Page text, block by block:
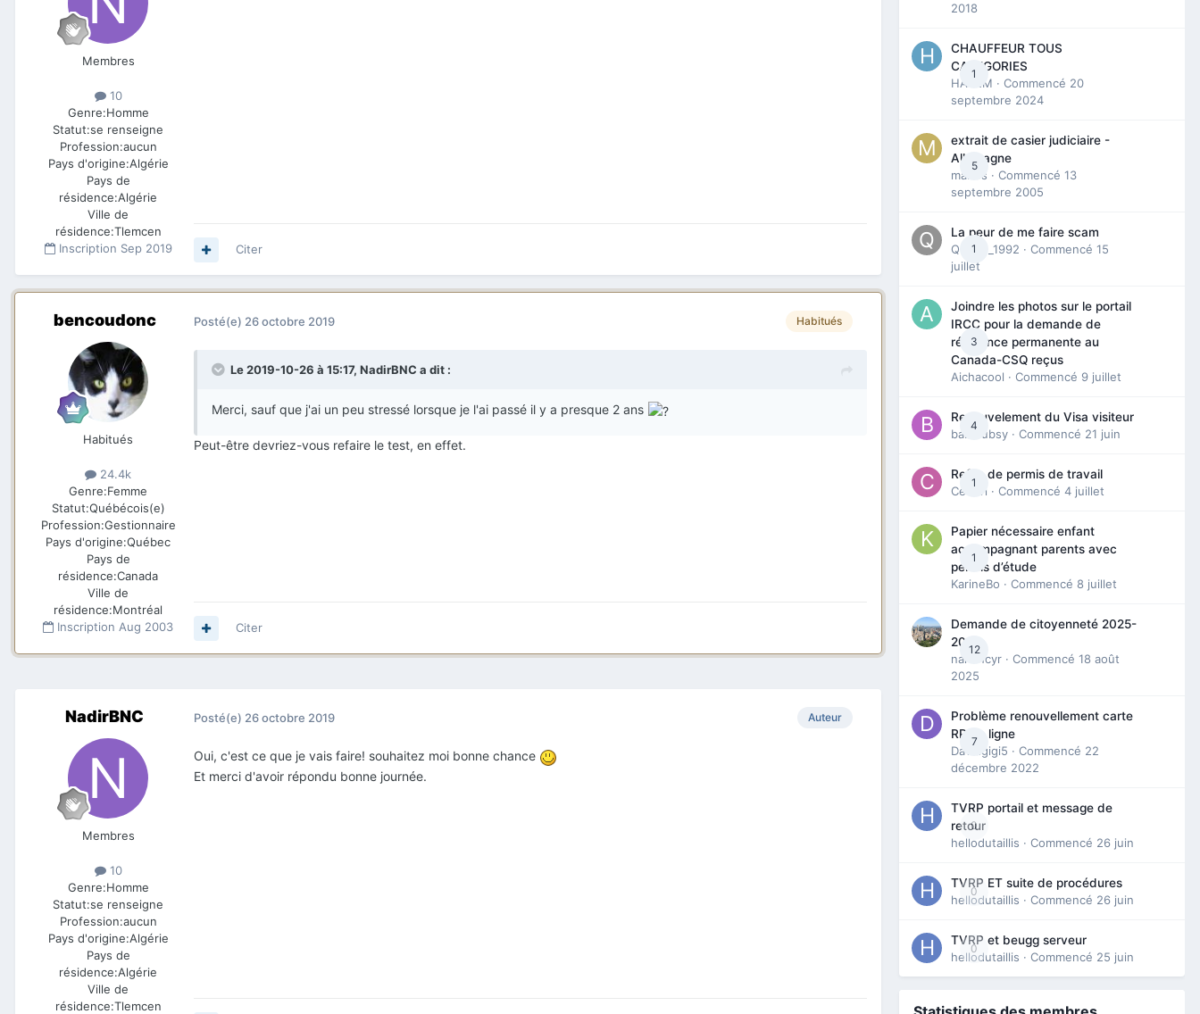
Membres
10
Genre:Homme
Statut:se renseigne
Profession:aucun
Pays d'origine:Algérie
Pays de
résidence:Algérie
Ville de
résidence:Tlemcen
Inscription Sep 2019 Citer
bencoudonc
Habitués
24.4k
Genre:Femme
Statut:Québécois(e)
Profession:Gestionnaire
Pays d'origine:Québec
Pays de
résidence:Canada
Ville de
résidence:Montréal
Inscription Aug 2003
Habitués
Posté(e) 26 octobre 2019
Le 2019-10-26 à 15:17, NadirBNC a dit :
Merci, sauf que j'ai un peu stressé lorsque je l'ai passé il y a presque 2 ans
Peut-être devriez-vous refaire le test, en effet.
Citer
NadirBNC
Membres
10
Genre:Homme
Statut:se renseigne
Profession:aucun
Pays d'origine:Algérie
Pays de
résidence:Algérie
Ville de
résidence:Tlemcen
Auteur
Posté(e) 26 octobre 2019
Oui, c'est ce que je vais faire! souhaitez moi bonne chance
Et merci d'avoir répondu bonne journée.
2018
1
CHAUFFEUR TOUS
CATEGORIES
HAZEM · Commencé 20
septembre 2024
5
extrait de casier judiciaire -
Allemagne
maries · Commencé 13
septembre 2005
1
La peur de me faire scam
Queen_1992 · Commencé 15
juillet
3
Joindre les photos sur le portail
IRCC pour la demande de
résidence permanente au
Canada-CSQ reçus
Aichacool · Commencé 9 juillet
4
Renouvelement du Visa visiteur
babibubsy · Commencé 21 juin
1
Refus de permis de travail
Cedbri · Commencé 4 juillet
1
Papier nécessaire enfant
accompagnant parents avec
permis d’étude
KarineBo · Commencé 8 juillet
12
Demande de citoyenneté 2025-
2026
nanancyr · Commencé 18 août
2025
7
Problème renouvellement carte
RP en ligne
Davidgigi5 · Commencé 22
décembre 2022
0
TVRP portail et message de
retour
hellodutaillis · Commencé 26 juin
0
TVRP ET suite de procédures
hellodutaillis · Commencé 26 juin
0
TVRP et beugg serveur
hellodutaillis · Commencé 25 juin